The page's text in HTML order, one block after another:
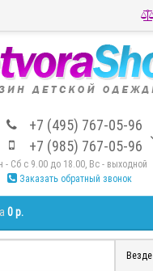
+7 (495) 767-05-96
+7 (985) 767-05-96
- Сб с 9.00 до 18.00, Вс - выходной
Заказать обратный звонок
0 р.
Везде